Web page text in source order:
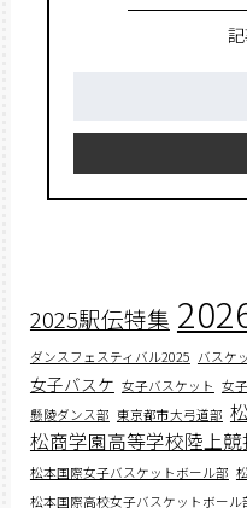
2025駅伝特集
ダンスフェスティバル2025 バスケ
女子バスケ 女子バスケット 女
懸陵ダンス部 東京都市大弓道部
松商学園高等学校陸上競
松本国際女子バスケットボール部
松本国際高校女子バスケットボール